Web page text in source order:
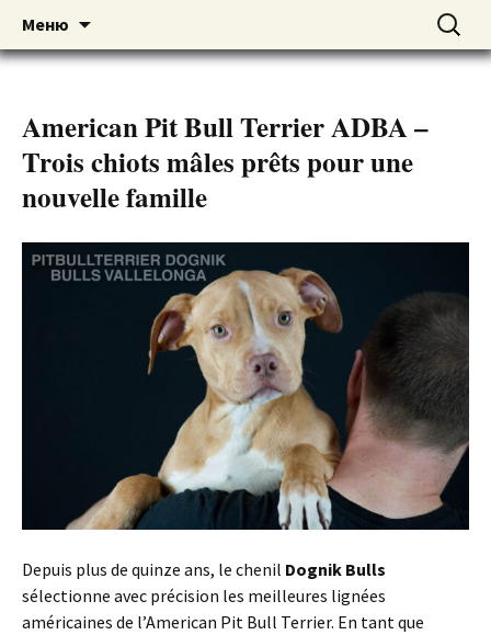
DOGNIK BULLS
American pitbull terrier kennel DOGNIK
BULLS Europe. ADBA registered. APBT
Меню
содержимому
Найти:
American Pit Bull Terrier ADBA –
Trois chiots mâles prêts pour une
nouvelle famille
Depuis plus de quinze ans, le chenil Dognik Bulls
sélectionne avec précision les meilleures lignées
américaines de l’American Pit Bull Terrier. En tant que